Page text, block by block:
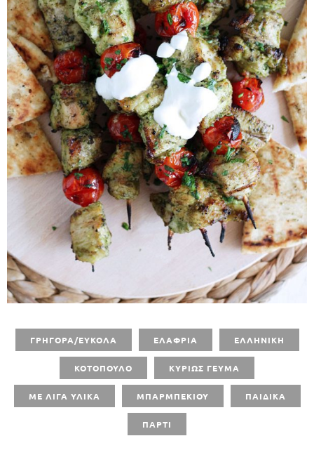
ΓΡΗΓΟΡΑ/ΕΥΚΟΛΑ ΕΛΑΦΡΙΑ ΕΛΛΗΝΙΚΗ
ΚΟΤΟΠΟΥΛΟ ΚΥΡΙΩΣ ΓΕΥΜΑ
ΜΕ ΛΙΓΑ ΥΛΙΚΑ ΜΠΑΡΜΠΕΚΙΟΥ ΠΑΙΔΙΚΑ
ΠΑΡΤΙ